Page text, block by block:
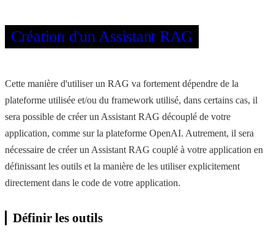
Création d'un Assistant RAG
Cette manière d'utiliser un RAG va fortement dépendre de la
plateforme utilisée et/ou du framework utilisé, dans certains cas, il
sera possible de créer un Assistant RAG découplé de votre
application, comme sur la plateforme OpenAI. Autrement, il sera
nécessaire de créer un Assistant RAG couplé à votre application en
définissant les outils et la manière de les utiliser explicitement
directement dans le code de votre application.
Définir les outils